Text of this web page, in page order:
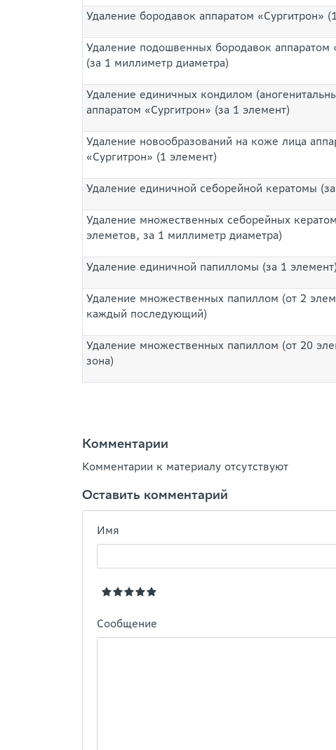
Удаление бородавок аппаратом «Сургитрон»
Удаление подошвенных бородавок аппаратом
(за 1 миллиметр диаметра)
Удаление единичных кондилом
аппаратом «Сургитрон» (за 1 элемент)
Удаление новообразований на коже лица
«Сургитрон» (1 элемент)
Удаление единичной себорейной кератомы
Удаление множественных себорейных
элеметов, за 1 миллиметр диаметра)
Удаление единичной папилломы (за 1 элемент)
Удаление множественных папиллом (от 2
каждый последующий)
Удаление множественных папиллом (от 20
зона)
Комментарии
Комментарии к материалу отсутствуют
Оставить комментарий
Имя
Сообщение